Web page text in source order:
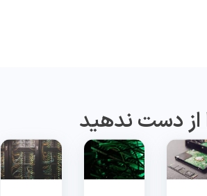
از دست ندهید